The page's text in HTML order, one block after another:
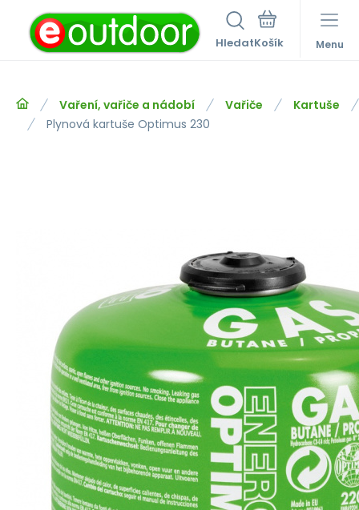
Hledat Menu
Vaření, vařiče a nádobí Vařiče
Kartuše
Plynová kartuše Optimus 230